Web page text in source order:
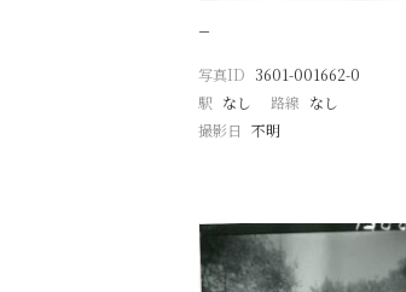
−
写真ID 3601-001662-0
駅 なし 路線 なし
撮影日 不明